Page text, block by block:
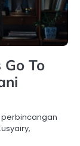
To
perbincangan